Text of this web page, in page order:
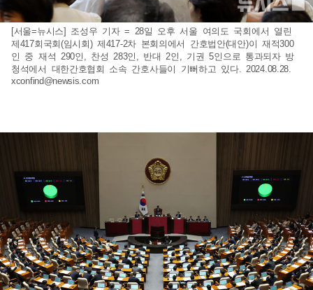
[서울=뉴시스] 조성우 기자 = 28일 오후 서울 여의도 국회에서 열린
제417회국회(임시회) 제417-2차 본회의에서 간호법안(대안)이 재적300
인 중 재석 290인, 찬성 283인, 반대 2인, 기권 5인으로 통과되자 방
청석에서 대한간호협회 소속 간호사들이 기뻐하고 있다. 2024.08.28.
xconfind@newsis.com